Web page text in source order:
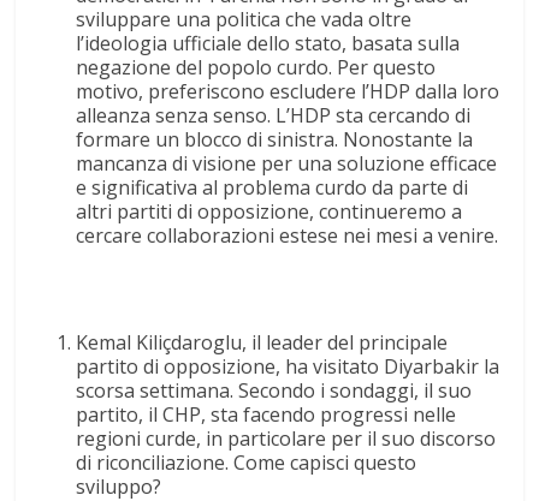
sviluppare una politica che vada oltre
l’ideologia ufficiale dello stato, basata sulla
negazione del popolo curdo. Per questo
motivo, preferiscono escludere l’HDP dalla loro
alleanza senza senso. L’HDP sta cercando di
formare un blocco di sinistra. Nonostante la
mancanza di visione per una soluzione efficace
e significativa al problema curdo da parte di
altri partiti di opposizione, continueremo a
cercare collaborazioni estese nei mesi a venire.
Kemal Kiliçdaroglu, il leader del principale
partito di opposizione, ha visitato Diyarbakir la
scorsa settimana. Secondo i sondaggi, il suo
partito, il CHP, sta facendo progressi nelle
regioni curde, in particolare per il suo discorso
di riconciliazione. Come capisci questo
sviluppo?